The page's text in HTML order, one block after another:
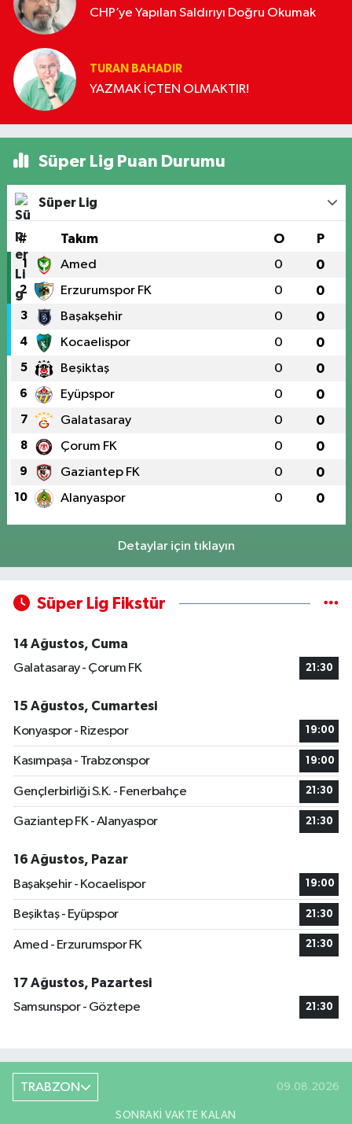
CHP’ye Yapılan Saldırıyı Doğru Okumak
TURAN BAHADIR
YAZMAK İÇTEN OLMAKTIR!
Süper Lig Puan Durumu
Süper Lig
# Takım O P
1 Amed 0 0
2 Erzurumspor FK 0 0
3 Başakşehir 0 0
4 Kocaelispor 0 0
5 Beşiktaş 0 0
6 Eyüpspor 0 0
7 Galatasaray 0 0
8 Çorum FK 0 0
9 Gaziantep FK 0 0
10 Alanyaspor 0 0
Detaylar için tıklayın
Süper Lig Fikstür
14 Ağustos, Cuma
Galatasaray - Çorum FK
21:30
15 Ağustos, Cumartesi
Konyaspor - Rizespor
19:00
Kasımpaşa - Trabzonspor 19:00
Gençlerbirliği S.K. - Fenerbahçe 21:30
Gaziantep FK - Alanyaspor 21:30
16 Ağustos, Pazar
Başakşehir - Kocaelispor
19:00
Beşiktaş - Eyüpspor 21:30
Amed - Erzurumspor FK 21:30
17 Ağustos, Pazartesi
Samsunspor - Göztepe
21:30
TRABZON 09.08.2026
SONRAKI VAKTE KALAN